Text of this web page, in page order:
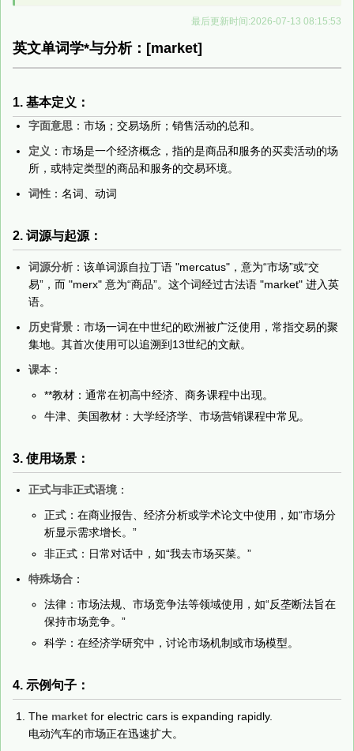
最后更新时间:2026-07-13 08:15:53
英文单词学*与分析：[market]
1. 基本定义：
字面意思 ：市场；交易场所；销售活动的总和。
定义 ：市场是一个经济概念，指的是商品和服务的买卖活动的场
所，或特定类型的商品和服务的交易环境。
词性 ：名词、动词
2. 词源与起源：
词源分析 ：该单词源自拉丁语 "mercatus"，意为“市场”或“交
易”，而 "merx" 意为“商品”。这个词经过古法语 "market" 进入英
语。
历史背景 ：市场一词在中世纪的欧洲被广泛使用，常指交易的聚
集地。其首次使用可以追溯到13世纪的文献。
课本 ：
**教材：通常在初高中经济、商务课程中出现。
牛津、美国教材：大学经济学、市场营销课程中常见。
3. 使用场景：
正式与非正式语境 ：
正式：在商业报告、经济分析或学术论文中使用，如“市场分
析显示需求增长。”
非正式：日常对话中，如“我去市场买菜。”
特殊场合 ：
法律：市场法规、市场竞争法等领域使用，如“反垄断法旨在
保持市场竞争。”
科学：在经济学研究中，讨论市场机制或市场模型。
4. 示例句子：
The market for electric cars is expanding rapidly.
电动汽车的市场正在迅速扩大。